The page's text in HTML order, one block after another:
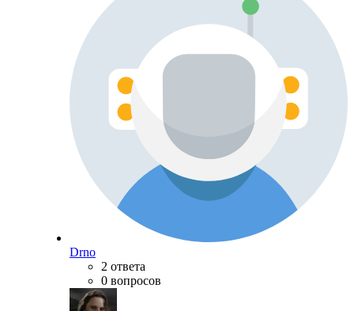
Drno
2 ответа
0 вопросов